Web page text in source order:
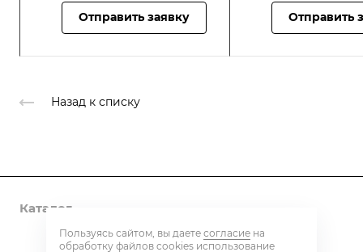
Отправить заявку Отправить
Назад к списку
Каталог
КонтактыПользуясь сайтом, вы даете согласие на
обработку файлов cookies использование